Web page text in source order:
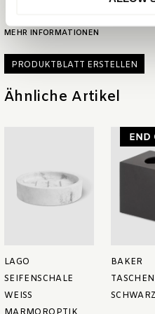
MEHR INFORMATIONEN
PRODUKTBLATT ERSTELLEN
Ähnliche Artikel
LAGO
SEIFENSCHALE
WEISS M
BAKER
SCHWARZ